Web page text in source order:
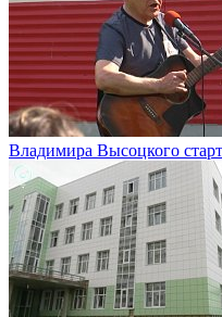
Владимира Высоцкого